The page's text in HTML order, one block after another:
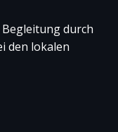
durch
den lokalen